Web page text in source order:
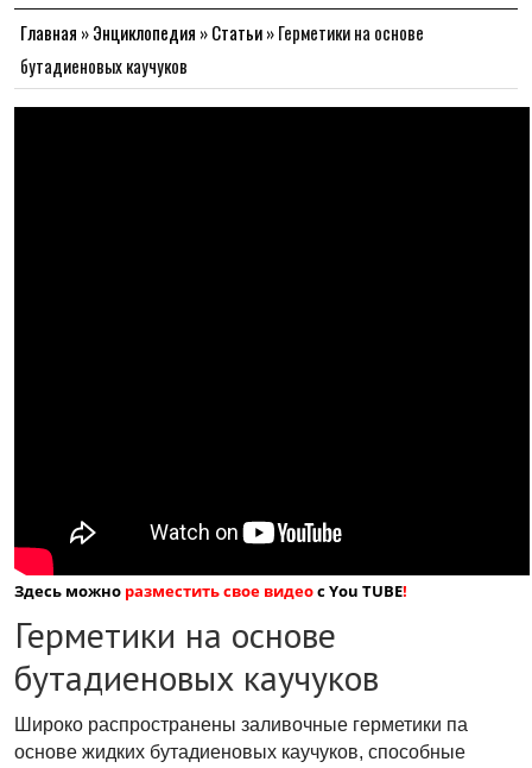
Главная »Энциклопедия »Статьи»Герметики на основе
бутадиеновых каучуков
Здесь можно разместить свое видеос You TUBE!
Герметики на основе
бутадиеновых каучуков
Широко распространены заливочные герметики па
основе жидких бутадиеновых каучуков, способные